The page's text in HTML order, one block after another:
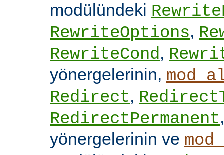
modülündeki
RewriteOptions,
RewriteCond,
yönergelerinin,
Redirect,
RedirectPermanent
yönergelerinin ve